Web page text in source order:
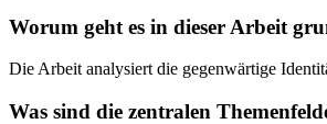
Worum geht es in dieser Arbeit
Die Arbeit analysiert die gegenwärtige
Was sind die zentralen